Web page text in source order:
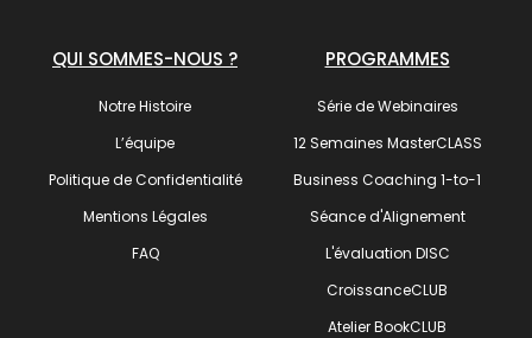
QUI SOMMES-NOUS ?
Notre Histoire
L’équipe
Politique de Confidentialité
Mentions Légales
FAQ
PROGRAMMES
Série de Webinaires
12 Semaines MasterCLASS
Business Coaching 1-to-1
Séance d'Alignement
L'évaluation DISC
CroissanceCLUB
Atelier BookCLUB